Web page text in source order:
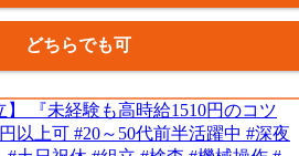
どちらでも可